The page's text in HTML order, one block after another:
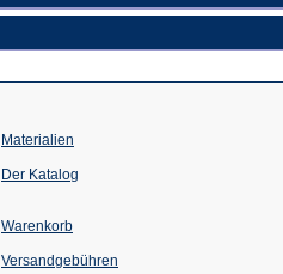
Materialien
Der Katalog
Warenkorb
Versandgebühren